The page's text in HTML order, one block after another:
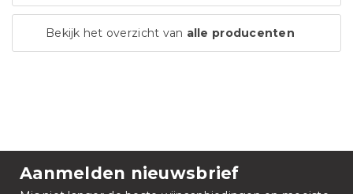
Bekijk het overzicht van alle producenten
Aanmelden nieuwsbrief